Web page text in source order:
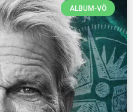
ALBUM-VÖ